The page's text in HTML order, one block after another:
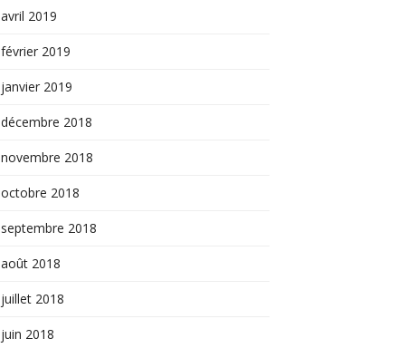
avril 2019
février 2019
janvier 2019
décembre 2018
novembre 2018
octobre 2018
septembre 2018
août 2018
juillet 2018
juin 2018